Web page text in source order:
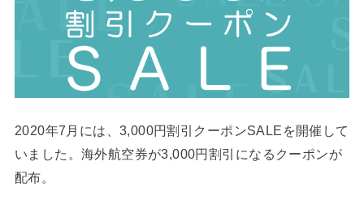
2020年7月には、3,000円割引クーポンSALEを開催して
いました。海外航空券が3,000円割引になるクーポンが
配布。